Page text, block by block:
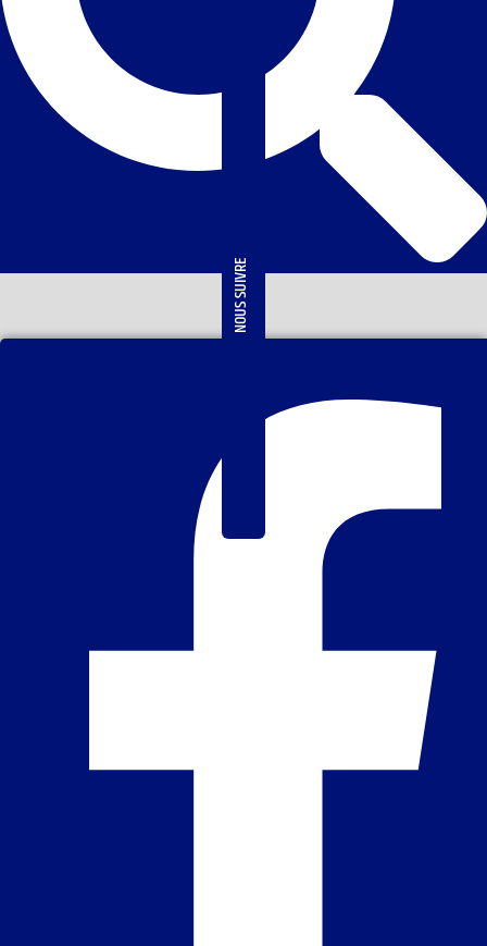
NOUS SUIVRE